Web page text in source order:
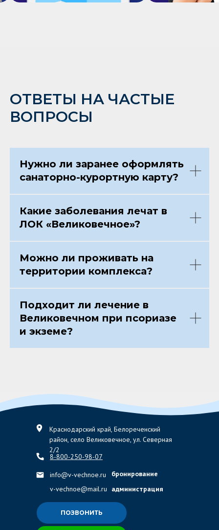
ОТВЕТЫ НА ЧАСТЫЕ
ВОПРОСЫ
Нужно ли заранее оформлять
санаторно-курортную карту?
Какие заболевания лечат в
ЛОК «Великовечное»?
Можно ли проживать на
территории комплекса?
Подходит ли лечение в
Великовечном при псориазе
и экземе?
ПОЗВОНИТЬ
Краснодарский край, Белореченский
район, село Великовечное, ул. Северная
2/2
8-800-250-98-07
info@v-vechnoe.ru
бронирование
администрация
v-vechnoe@mail.ru